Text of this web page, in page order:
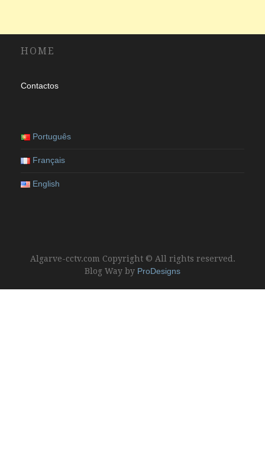
HOME
Contactos
Português
Français
English
Algarve-cctv.com Copyright © All rights reserved.
Blog Way by ProDesigns